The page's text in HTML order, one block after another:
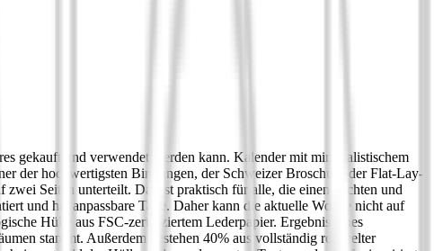
gekauft und verwendet werden kann. Kalender mit minimalistischem
der hochwertigsten Bindungen, der Schweizer Broschur oder Flat-Lay-
Seiten unterteilt. Das ist praktisch für alle, die einen leichten und
und hat anpassbare Tage. Daher kann die aktuelle Woche nicht auf
Hülle aus FSC-zertifiziertem Lederpapier. Ergebnis eines
stammt. Außerdem bestehen 40% aus vollständig recycelter